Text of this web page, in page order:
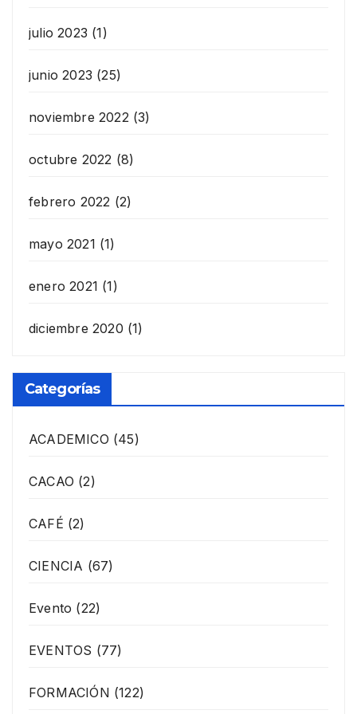
julio 2023 (1)
junio 2023 (25)
noviembre 2022(3)
octubre 2022 (8)
febrero 2022 (2)
mayo 2021 (1)
enero 2021 (1)
diciembre 2020 (1)
Categorías
ACADEMICO (45)
CACAO (2)
CAFÉ (2)
CIENCIA (67)
Evento (22)
EVENTOS (77)
FORMACIÓN (122)